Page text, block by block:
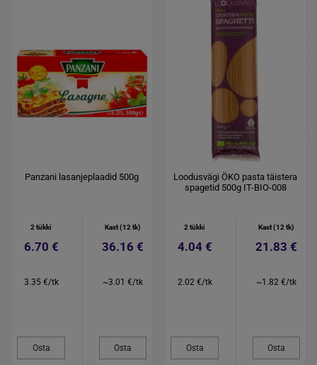
Panzani lasanjeplaadid 500g
2 tükki
6.70 €
3.35 €/tk
Osta
Kast (12 tk)
36.16 €
~3.01 €/tk
Osta
Loodusvägi ÖKO pasta täistera
spagetid 500g IT-BIO-008
2 tükki
4.04 €
2.02 €/tk
Osta
Kast (12 tk)
21.83 €
~1.82 €/tk
Osta